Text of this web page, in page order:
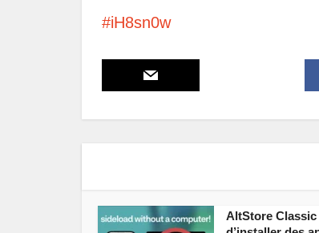
iH8sn0w
AltStore Classic